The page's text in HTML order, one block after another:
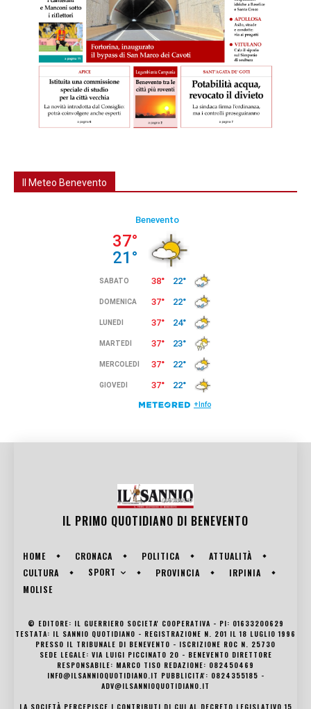
Il Meteo Benevento
IL PRIMO QUOTIDIANO DI BENEVENTO
HOME CRONACA POLITICA
ATTUALITÀ
CULTURA
SPORT PROVINCIA
IRPINIA
MOLISE
© EDITORE: IL GUERRIERO SOCIETA' COOPERATIVA - PI: 01633200629
TESTATA: IL SANNIO QUOTIDIANO - REGISTRAZIONE N. 201 IL 18 LUGLIO 1996
PRESSO IL TRIBUNALE DI BENEVENTO - ISCRIZIONE ROC N. 25730
SEDE LEGALE: VIA LUIGI PICCINATO 20 - BENEVENTO DIRETTORE
RESPONSABILE: MARCO TISO REDAZIONE: 082450469
INFO@ILSANNIOQUOTIDIANO.IT PUBBLICITA': 0824355185 -
ADV@ILSANNIOQUOTIDIANO.IT
LA SOCIETÀ PERCEPISCE I CONTRIBUTI DI CUI AL DECRETO LEGISLATIVO 15